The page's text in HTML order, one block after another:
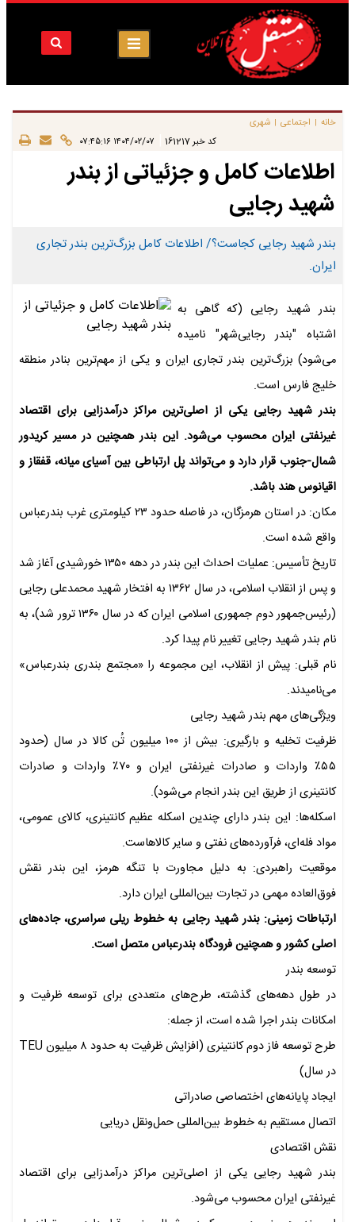
خانه | اجتماعی | شهری
کد خبر 161217 ۱۴۰۴/۰۲/۰۷ ۰۷:۴۵:۱۶
اطلاعات کامل و جزئیاتی از بندر
شهید رجایی
بندر شهید رجایی کجاست؟/ اطلاعات کامل بزرگ‌ترین بندر تجاری
ایران.
بندر شهید رجایی (که گاهی به
اشتباه "بندر رجایی‌شهر" نامیده
می‌شود) بزرگ‌ترین بندر تجاری ایران و یکی از مهم‌ترین بنادر منطقه
خلیج فارس است.
بندر شهید رجایی یکی از اصلی‌ترین مراکز درآمدزایی برای اقتصاد
غیرنفتی ایران محسوب می‌شود. این بندر همچنین در مسیر کریدور
شمال-جنوب قرار دارد و می‌تواند پل ارتباطی بین آسیای میانه، قفقاز و
اقیانوس هند باشد.
مکان: در استان هرمزگان، در فاصله حدود ۲۳ کیلومتری غرب بندرعباس
واقع شده است.
تاریخ تأسیس: عملیات احداث این بندر در دهه ۱۳۵۰ خورشیدی آغاز شد
و پس از انقلاب اسلامی، در سال ۱۳۶۲ به افتخار شهید محمدعلی رجایی
(رئیس‌جمهور دوم جمهوری اسلامی ایران که در سال ۱۳۶۰ ترور شد)، به
نام بندر شهید رجایی تغییر نام پیدا کرد.
نام قبلی: پیش از انقلاب، این مجموعه را «مجتمع بندری بندرعباس»
می‌نامیدند.
ویژگی‌های مهم بندر شهید رجایی
ظرفیت تخلیه و بارگیری: بیش از ۱۰۰ میلیون تُن کالا در سال (حدود
۵۵٪ واردات و صادرات غیرنفتی ایران و ۷۰٪ واردات و صادرات
کانتینری از طریق این بندر انجام می‌شود).
اسکله‌ها: این بندر دارای چندین اسکله عظیم کانتینری، کالای عمومی،
مواد فله‌ای، فرآورده‌های نفتی و سایر کالاهاست.
موقعیت راهبردی: به دلیل مجاورت با تنگه هرمز، این بندر نقش
فوق‌العاده مهمی در تجارت بین‌المللی ایران دارد.
ارتباطات زمینی: بندر شهید رجایی به خطوط ریلی سراسری، جاده‌های
اصلی کشور و همچنین فرودگاه بندرعباس متصل است.
توسعه بندر
در طول دهه‌های گذشته، طرح‌های متعددی برای توسعه ظرفیت و
امکانات بندر اجرا شده است، از جمله:
طرح توسعه فاز دوم کانتینری (افزایش ظرفیت به حدود ۸ میلیون TEU
در سال)
ایجاد پایانه‌های اختصاصی صادراتی
اتصال مستقیم به خطوط بین‌المللی حمل‌ونقل دریایی
نقش اقتصادی
بندر شهید رجایی یکی از اصلی‌ترین مراکز درآمدزایی برای اقتصاد
غیرنفتی ایران محسوب می‌شود.